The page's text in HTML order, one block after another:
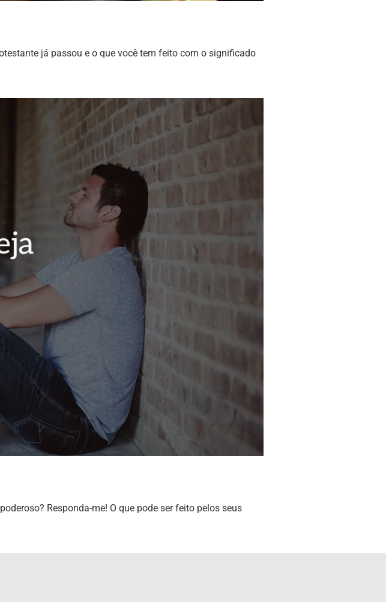
já passou e o que você tem feito com o significado
Responda-me! O que pode ser feito pelos seus